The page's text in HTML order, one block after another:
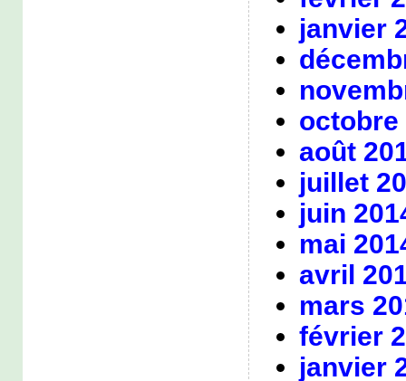
janvier
octobre
août
juillet
juin
mai
avril
mars
février
janvier